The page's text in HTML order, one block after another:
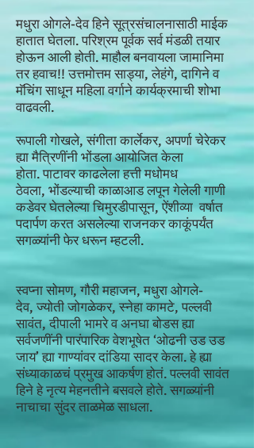
मधुरा ओगले-देव हिने सूत्रसंचालनासाठी माईक
हातात घेतला. परिश्रम पूर्वक सर्व मंडळी तयार
होऊन आली होती. माहौल बनवायला जामानिमा
तर हवाच!! उत्तमोत्तम साड्या, लेहंगे, दागिने व
मॅचिंग साधून महिला वर्गाने कार्यक्रमाची शोभा
वाढवली.
रूपाली गोखले, संगीता कार्लेकर, अपर्णा चेरेकर
ह्या मैत्रिणींनी भोंडला आयोजित केला
होता. पाटावर काढलेला हत्ती मधोमध
ठेवला, भोंडल्याची काळाआड लपून गेलेली गाणी
कडेवर घेतलेल्या चिमुरडीपासून, ऐंशीव्या वर्षात
पदार्पण करत असलेल्या राजनकर काकूंपर्यंत
सगळ्यांनी फेर धरून म्हटली.
स्वप्ना सोमण, गौरी महाजन, मधुरा ओगले-
देव, ज्योती जोगळेकर, स्नेहा कामटे, पल्लवी
सावंत, दीपाली भामरे व अनघा बोडस ह्या
सर्वजणींनी पारंपारिक वेशभूषेत ‘ओढनी उड उड
जाय’ ह्या गाण्यांवर दांडिया सादर केला. हे ह्या
संध्याकाळचं प्रमुख आकर्षण होतं. पल्लवी सावंत
हिने हे नृत्य मेहनतीने बसवले होते. सगळ्यांनी
नाचाचा सुंदर ताळमेळ साधला.